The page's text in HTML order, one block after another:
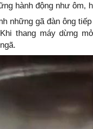
hành động như ôm,
những gã đàn ông
thang máy dừng